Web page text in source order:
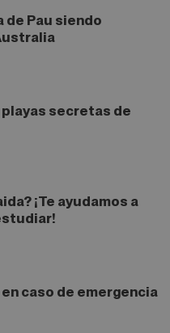
de Pau siendo
secretas de
¡Te ayudamos a
caso de emergencia